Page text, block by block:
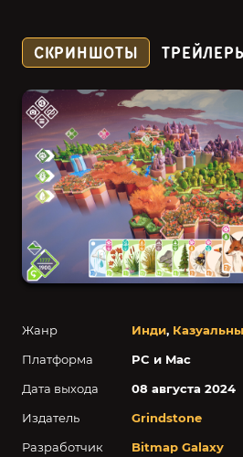
Жанр Инди,
Платформа
PC и Mac
Дата выхода
08 августа 2024
Издатель
Grindstone
Разработчик
Bitmap Galaxy
СКРИНШОТЫ